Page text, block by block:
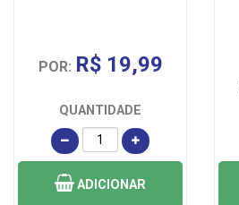
POR: R$ 19,99
QUANTIDADE
ADICIONAR